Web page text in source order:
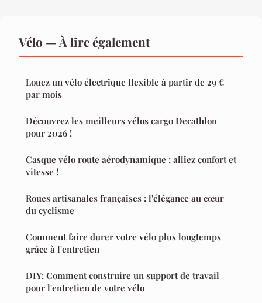
Vélo — À lire également
Louez un vélo électrique flexible à partir de 29 €
par mois
Découvrez les meilleurs vélos cargo Decathlon
pour 2026 !
Casque vélo route aérodynamique : alliez confort et
vitesse !
Roues artisanales françaises : l'élégance au cœur
du cyclisme
Comment faire durer votre vélo plus longtemps
grâce à l'entretien
DIY: Comment construire un support de travail
pour l'entretien de votre vélo